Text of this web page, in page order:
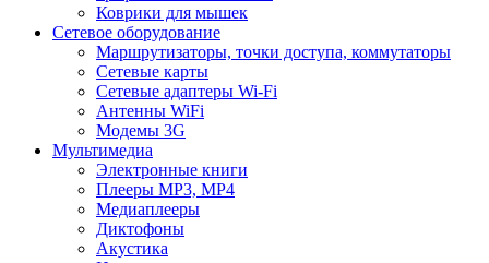
Коврики для мышек
Сетевое оборудование
Маршрутизаторы, точки доступа, коммутаторы
Сетевые карты
Сетевые адаптеры Wi-Fi
Антенны WiFi
Модемы 3G
Мультимедиа
Электронные книги
Плееры MP3, MP4
Медиаплееры
Диктофоны
Акустика